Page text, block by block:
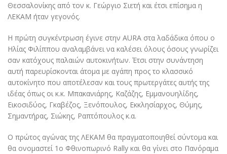
Θεσσαλονίκης από τον κ. Γεώργιο Σιετή και έτσι επίσημα η
ΛΕΚΑΜ ήταν γεγονός.
Η πρώτη συγκέντρωση έγινε στην AURA στα λαδάδικα όπου ο
Ηλίας Φιλίππου αναλαμβάνει να καλέσει όλους όσους γνωρίζει
σαν κατόχους παλαιών αυτοκινήτων. Έτσι στην συνάντηση
αυτή παρευρίσκονται άτομα με αγάπη προς το κλασσικό
αυτοκίνητο που αποτέλεσαν και τους πρωτεργάτες αυτής της
ιδέας όπως οι κ.κ. Μπακανιάρης, Καζάζης, Εμμανουηλίδης,
Εικοσιδύος, Γκαβέζος, Ξενόπουλος, Εκκλησίαρχος, Θύμης,
Σημαντήρας, Σιώκης, Ραπτόπουλος κ.α.
Ο πρώτος αγώνας της ΛΕΚΑΜ θα πραγματοποιηθεί σύντομα και
θα ονομαστεί 1ο Φθινοπωρινό Rally και θα γίνει στο Πανόραμα